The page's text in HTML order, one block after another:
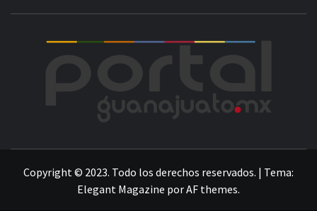
Copyright © 2023. Todo los derechos reservados. | Tema:
Elegant Magazine porAF themes.